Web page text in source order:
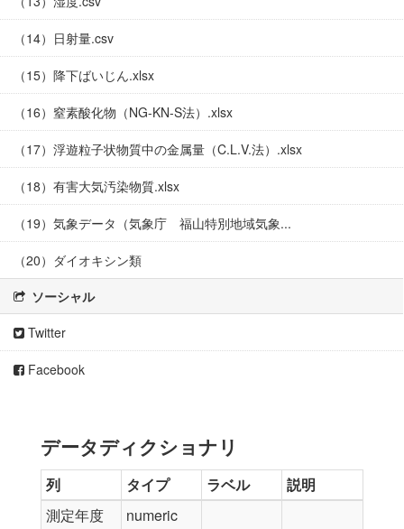
（14）日射量.csv
（15）降下ばいじん.xlsx
（16）窒素酸化物（NG-KN-S法）.xlsx
（17）浮遊粒子状物質中の金属量（C.L.V.法）.xlsx
（18）有害大気汚染物質.xlsx
（19）気象データ（気象庁 福山特別地域気象...
（20）ダイオキシン類
ソーシャル
Twitter
Facebook
データディクショナリ
列 タイプ ラベル
説明
測定年度
numeric